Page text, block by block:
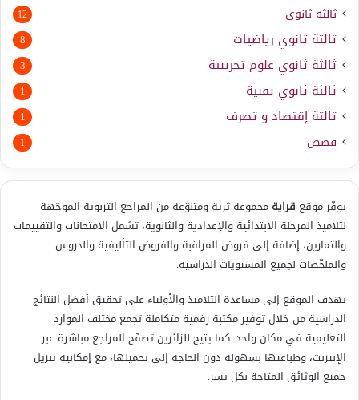
ثالثة ثانوي 12
ثالثة ثانوي رياضيات 8
ثالثة ثانوي علوم تجريبية 3
ثالثة ثانوي تقنية 1
ثالثة إقتصاد و تصرف 1
قصص 1
يوفّر موقع قرايةمجموعة ثرية ومتنوّعة من المراجع التربوية الموجّهة
لتلاميذ المرحلة الابتدائية والإعدادية والثانوية، تشمل الامتحانات والتقييمات
والتمارين، إضافة إلى فروض المراقبة والفروض التأليفية والدروس
والملخّصات لجميع المستويات الدراسية.
يهدف الموقع إلى مساعدة التلاميذ والأولياء على تحقيق أفضل النتائج
الدراسية من خلال توفير مكتبة رقمية متكاملة تجمع مختلف الموارد
التعليمية في مكان واحد. كما يتيح للزائرين تصفّح المراجع مباشرة عبر
الإنترنت، وطباعتها بسهولة دون الحاجة إلى تحميلها، مع إمكانية تنزيل
جميع الوثائق المتاحة بكل يسر.